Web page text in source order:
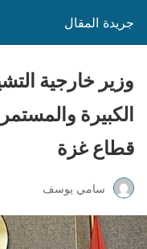
جريدة المقال
وزير خارجية
الكبيرة
قطاع غزة
سامي يوسف